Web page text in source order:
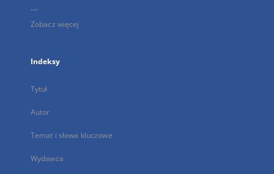
...
Zobacz więcej
Indeksy
Tytuł
Autor
Temat i słowa kluczowe
Wydawca